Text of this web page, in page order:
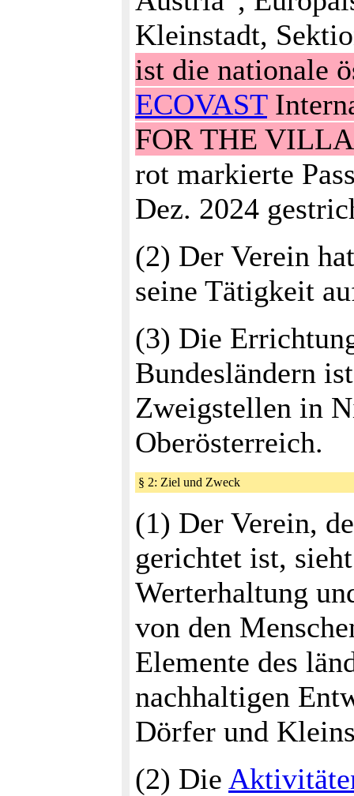
Kleinstadt,
ist die nationale
ECOVAST
FOR THE
rot markierte
Dez. 2024
(2) Der Verein
seine Tätigkeit
(3) Die
Bundesländern
Zweigstellen in
Oberösterreich.
§ 2: Ziel und Zweck
(1) Der Verein,
gerichtet ist,
Werterhaltung
von den
Elemente des
nachhaltigen
Dörfer und
(2) Die